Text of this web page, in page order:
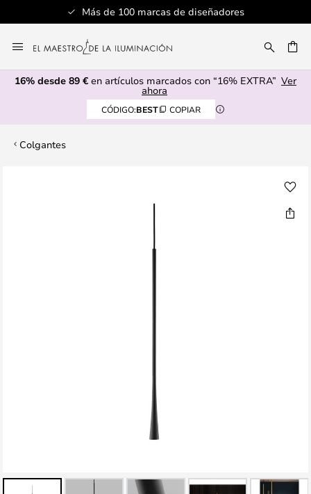
Más de 100 marcas de diseñadores
al
contenido
16% desde 89 € en artículos marcados con “16% EXTRA” Ver
ahora
CÓDIGO:BEST COPIAR
Colgantes